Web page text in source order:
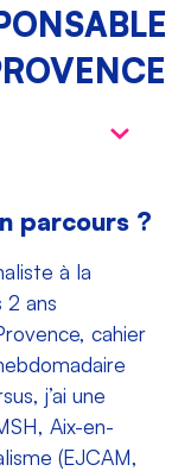
parcours ?
à la
2 ans
cahier
j’ai une
Aix-en-
(EJCAM,